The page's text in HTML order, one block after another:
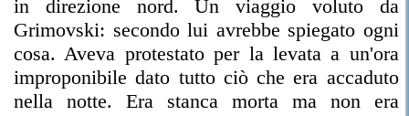
in direzione nord. Un viaggio voluto da
Grimovski: secondo lui avrebbe spiegato ogni
cosa. Aveva protestato per la levata a un'ora
improponibile dato tutto ciò che era accaduto
nella notte. Era stanca morta ma non era